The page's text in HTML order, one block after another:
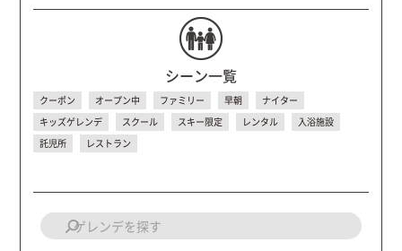
シーン一覧
クーポン オープン中 ファミリー 早朝
ナイター
キッズゲレンデ
スクール スキー限定 レンタル
入浴施設
託児所
レストラン